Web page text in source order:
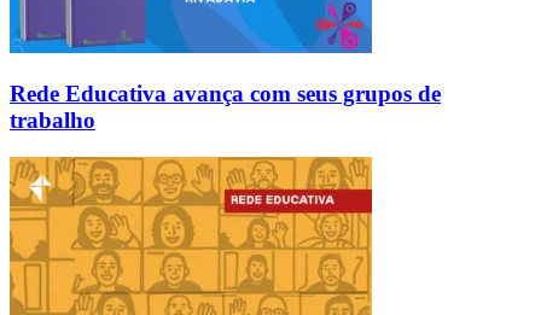
Rede Educativa avança com seus grupos de
trabalho